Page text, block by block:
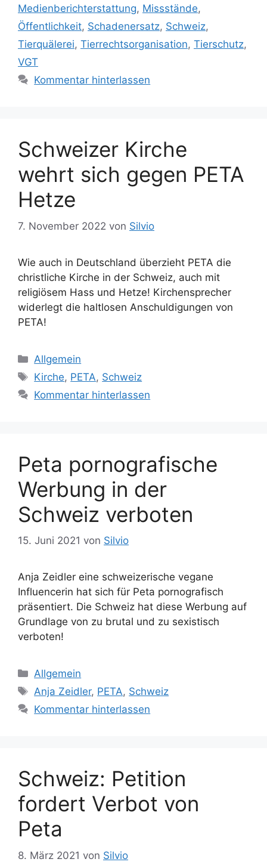
g
o
r
i
n
l
a
g
w
ö
Medienberichterstattung, Missstände,
Öffentlichkeit, Schadenersatz, Schweiz,
Tierquälerei, Tierrechtsorganisation, Tierschutz,
VGT
Kommentar hinterlassen
Schweizer Kirche
wehrt sich gegen PETA
Hetze
7. November 2022 von Silvio
Wie auch in Deutschland überzieht PETA die
christliche Kirche in der Schweiz, auch mit
religiösem Hass und Hetze! Kirchensprecher
widerlegt die haltlosen Anschuldigungen von
PETA!
K
a
e
i
e
n
Allgemein
S
c
w
ö
r
t
e
Kirche, PETA, Schweiz
Kommentar hinterlassen
Peta pornografische
Werbung in der
Schweiz verboten
15. Juni 2021 von Silvio
Anja Zeidler eine schweizerische vegane
Influencerin hat sich für Peta pornografisch
präsentiert. Die Schweiz hat diese Werbung auf
Grundlage von zu brutal und zu sexistisch
verboten!
K
a
e
i
e
n
Allgemein
S
c
w
r
t
e
r
Anja Zeidler, PETA, Schweiz
Kommentar hinterlassen
Schweiz: Petition
fordert Verbot von
Peta
8. März 2021 von Silvio